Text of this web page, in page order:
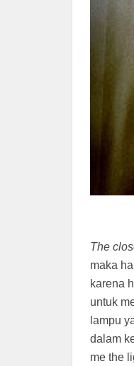
The
maka
karena
untuk
lampu
dalam
me the